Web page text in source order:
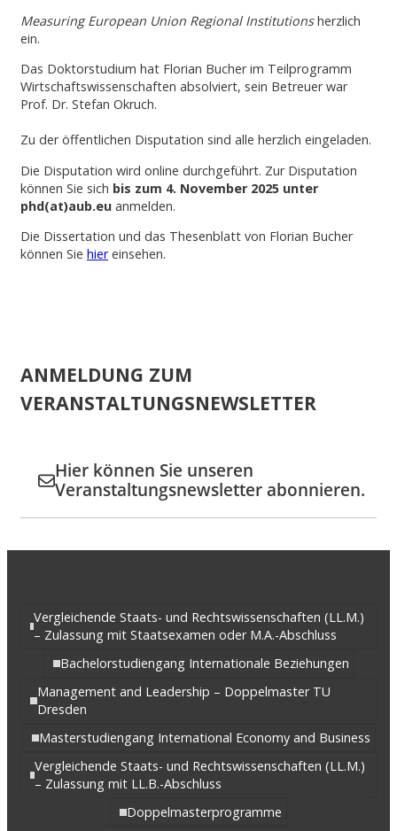
Measuring European Union Regional Institutionsherzlich
ein.
Das Doktorstudium hat Florian Bucher im Teilprogramm
Wirtschaftswissenschaften absolviert, sein Betreuer war
Prof. Dr. Stefan Okruch.
Zu der öffentlichen Disputation sind alle herzlich eingeladen.
Die Disputation wird online durchgeführt. Zur Disputation
können Sie sich bis zum 4. November 2025 unter
phd(at)aub.eu anmelden.
Die Dissertation und das Thesenblatt von Florian Bucher
können Sie hiereinsehen.
ANMELDUNG ZUM
VERANSTALTUNGSNEWSLETTER
Hier können Sie unseren
Veranstaltungsnewsletter abonnieren.
Vergleichende Staats- und Rechtswissenschaften (LL.M.)
– Zulassung mit Staatsexamen oder M.A.-Abschluss
Bachelorstudiengang Internationale Beziehungen
Management and Leadership – Doppelmaster TU
Dresden
Masterstudiengang International Economy and Business
Vergleichende Staats- und Rechtswissenschaften (LL.M.)
– Zulassung mit LL.B.-Abschluss
Doppelmasterprogramme